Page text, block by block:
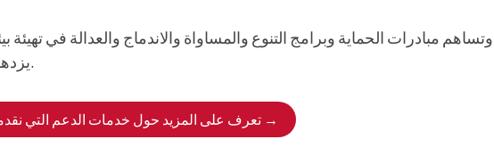
وتساهم مبادرات الحماية وبرامج التنوع والمساواة والاندماج والعدالة في
يزدهروا اجتماعيًا وعاطفيًا وأكاديميًا.
تعرف على المزيد حول خدمات الدعم التي نقدمها في مجال الصحة والرفاهية →